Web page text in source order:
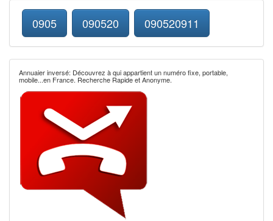
0905 090520 090520911
Annuaier inversé: Découvrez à qui appartient un numéro fixe, portable,
mobile...en France. Recherche Rapide et Anonyme.